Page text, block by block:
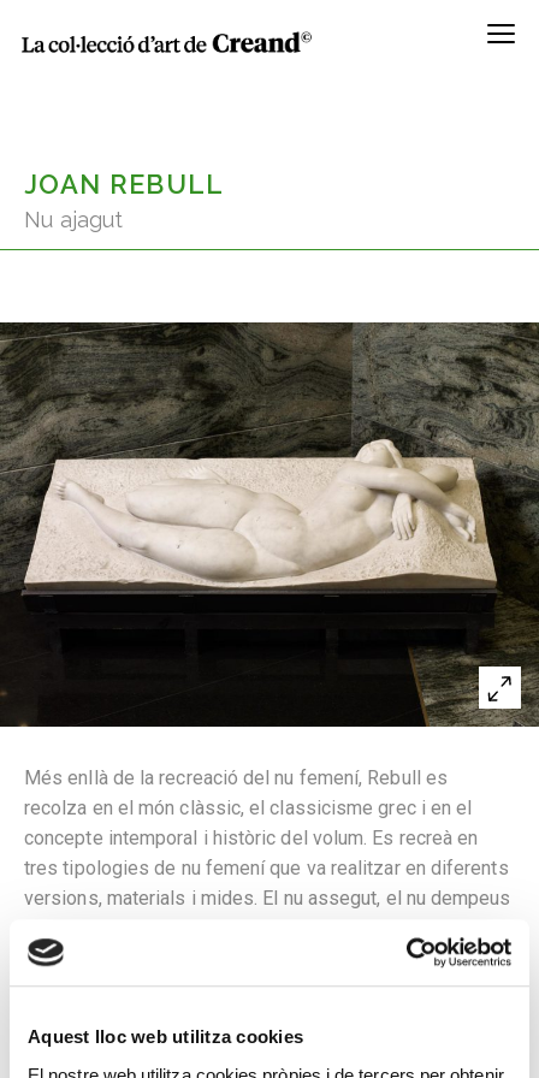
Aquest lloc web utilitza cookies
Menú
JOAN REBULL
Nu ajagut
Més enllà de la recreació del nu femení, Rebull es
recolza en el món clàssic, el classicisme grec i en el
concepte intemporal i històric del volum. Es recreà en
tres tipologies de nu femení que va realitzar en diferents
versions, materials i mides. El nu assegut, el nu dempeus
ajagut o reclinat, font d’influència l’obra d’Henri Matisse i
un prototip que va iniciar a París, i del que va fer diverses
La composició i ritme que s’aconsegueix amb la torsió